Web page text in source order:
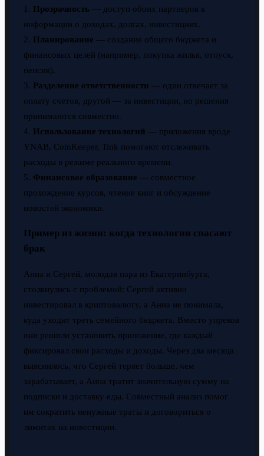
1. Прозрачность — доступ обоих партнеров к
информации о доходах, долгах, инвестициях.
2. Планирование — создание общего бюджета и
финансовых целей (например, покупка жилья, отпуск,
пенсия).
3. Разделение ответственности — один отвечает за
оплату счетов, другой — за инвестиции, но решения
принимаются совместно.
4. Использование технологий — приложения вроде
YNAB, CoinKeeper, Tink помогают отслеживать
расходы в режиме реального времени.
5. Финансовое образование — совместное
прохождение курсов, чтение книг и обсуждение
новостей экономики.
Пример из жизни: когда технологии спасают
брак
Анна и Сергей, молодая пара из Екатеринбурга,
столкнулись с проблемой: Сергей активно
инвестировал в криптовалюту, а Анна не понимала,
куда уходит треть семейного бюджета. Вместо упреков
они решили установить приложение, где каждый
фиксировал свои расходы и доходы. Через два месяца
выяснилось, что Сергей теряет больше, чем
зарабатывает, а Анна тратит значительную сумму на
подписки и доставку еды. Совместный анализ помог
им сократить ненужные траты и договориться о
лимитах на инвестиции.